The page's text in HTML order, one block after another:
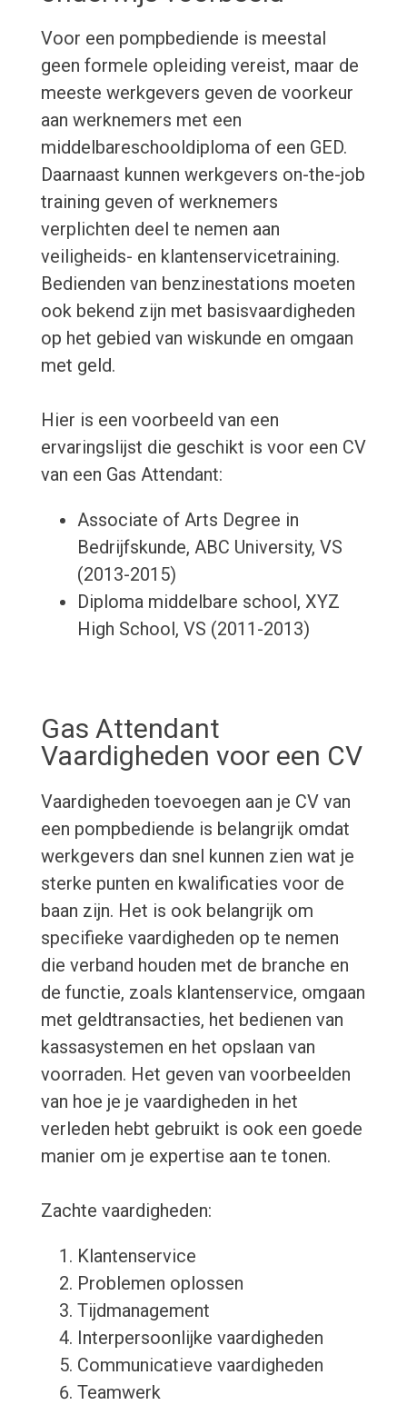
Voor een pompbediende is meestal
geen formele opleiding vereist, maar de
meeste werkgevers geven de voorkeur
aan werknemers met een
middelbareschooldiploma of een GED.
Daarnaast kunnen werkgevers on-the-job
training geven of werknemers
verplichten deel te nemen aan
veiligheids- en klantenservicetraining.
Bedienden van benzinestations moeten
ook bekend zijn met basisvaardigheden
op het gebied van wiskunde en omgaan
met geld.
Hier is een voorbeeld van een
ervaringslijst die geschikt is voor een CV
van een Gas Attendant:
Associate of Arts Degree in
Bedrijfskunde, ABC University, VS
(2013-2015)
Diploma middelbare school, XYZ
High School, VS (2011-2013)
Gas Attendant
Vaardigheden voor een CV
Vaardigheden toevoegen aan je CV van
een pompbediende is belangrijk omdat
werkgevers dan snel kunnen zien wat je
sterke punten en kwalificaties voor de
baan zijn. Het is ook belangrijk om
specifieke vaardigheden op te nemen
die verband houden met de branche en
de functie, zoals klantenservice, omgaan
met geldtransacties, het bedienen van
kassasystemen en het opslaan van
voorraden. Het geven van voorbeelden
van hoe je je vaardigheden in het
verleden hebt gebruikt is ook een goede
manier om je expertise aan te tonen.
Zachte vaardigheden:
Klantenservice
Problemen oplossen
Tijdmanagement
Interpersoonlijke vaardigheden
Communicatieve vaardigheden
Teamwerk